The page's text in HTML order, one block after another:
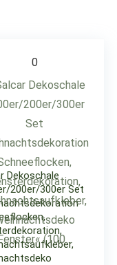
0
Dekoschale
200er/300er Set